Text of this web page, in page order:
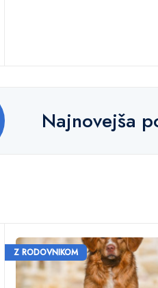
Najnovejša
Z RODOVNIKOM